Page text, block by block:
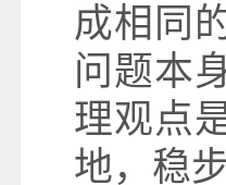
成相同
问题本
理观点
地，稳